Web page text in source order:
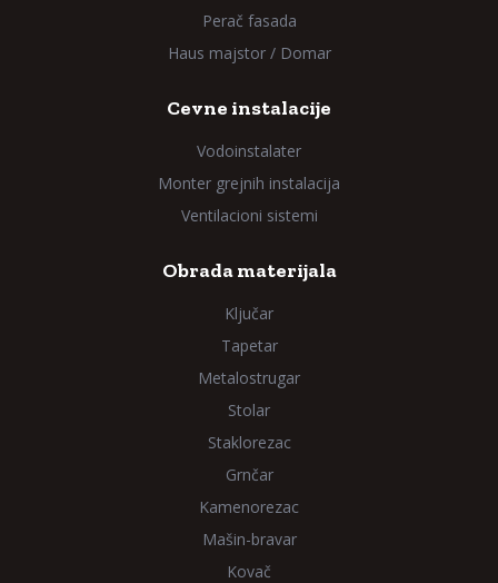
Perač fasada
Haus majstor / Domar
Cevne instalacije
Vodoinstalater
Monter grejnih instalacija
Ventilacioni sistemi
Obrada materijala
Ključar
Tapetar
Metalostrugar
Stolar
Staklorezac
Grnčar
Kamenorezac
Mašin-bravar
Kovač